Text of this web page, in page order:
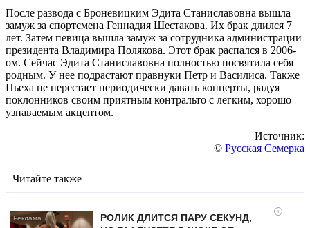
После развода с Броневицким Эдита Станиславовна вышла
замуж за спортсмена Геннадия Шестакова. Их брак длился 7
лет. Затем певица вышла замуж за сотрудника администрации
президента Владимира Полякова. Этот брак распался в 2006-
ом. Сейчас Эдита Станиславовна полностью посвятила себя
родным. У нее подрастают правнуки Петр и Василиса. Также
Пьеха не перестает периодически давать концерты, радуя
поклонников своим приятным контральто с легким, хорошо
узнаваемым акцентом.
Источник:
© Русская Семерка
Читайте также
i
РОЛИК ДЛИТСЯ ПАРУ СЕКУНД,